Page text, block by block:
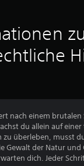
nach einem brutalen
du allein auf
zu überleben, musst
Gewalt der Natur und
dich. Jeder